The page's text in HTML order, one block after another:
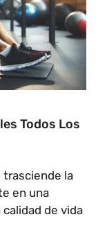
Todos Los
trasciende la
en una
de vida